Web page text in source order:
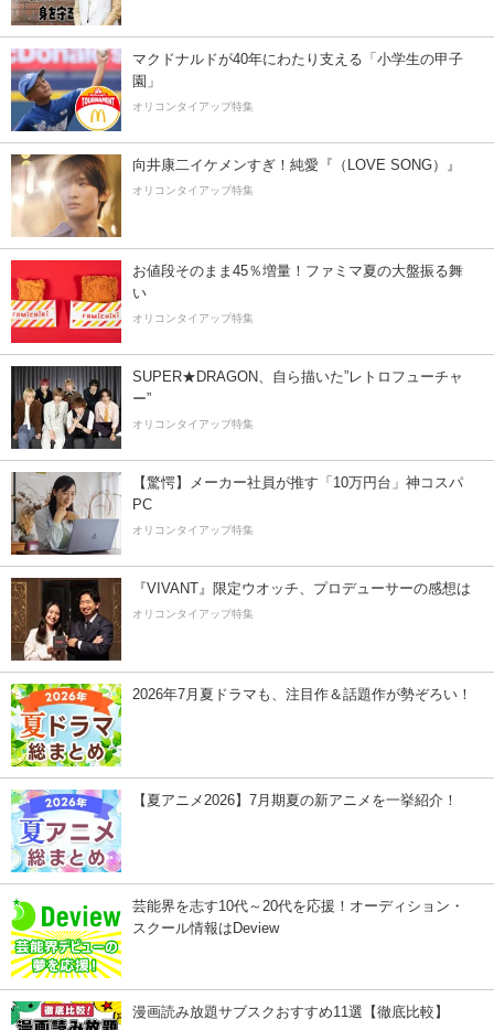
マクドナルドが40年にわたり支える「小学生の甲子
園」
オリコンタイアップ特集
向井康二イケメンすぎ！純愛『（LOVE SONG）』
オリコンタイアップ特集
お値段そのまま45％増量！ファミマ夏の大盤振る舞
い
オリコンタイアップ特集
SUPER★DRAGON、自ら描いた”レトロフューチャ
ー”
オリコンタイアップ特集
【驚愕】メーカー社員が推す「10万円台」神コスパ
PC
オリコンタイアップ特集
『VIVANT』限定ウオッチ、プロデューサーの感想は
オリコンタイアップ特集
2026年7月夏ドラマも、注目作＆話題作が勢ぞろい！
【夏アニメ2026】7月期夏の新アニメを一挙紹介！
芸能界を志す10代～20代を応援！オーディション・
スクール情報はDeview
漫画読み放題サブスクおすすめ11選【徹底比較】